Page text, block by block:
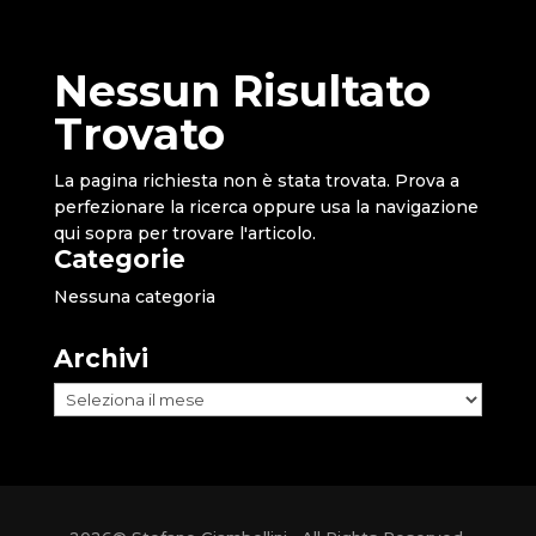
Nessun Risultato
Trovato
La pagina richiesta non è stata trovata. Prova a
perfezionare la ricerca oppure usa la navigazione
qui sopra per trovare l'articolo.
Categorie
Nessuna categoria
Archivi
Archivi